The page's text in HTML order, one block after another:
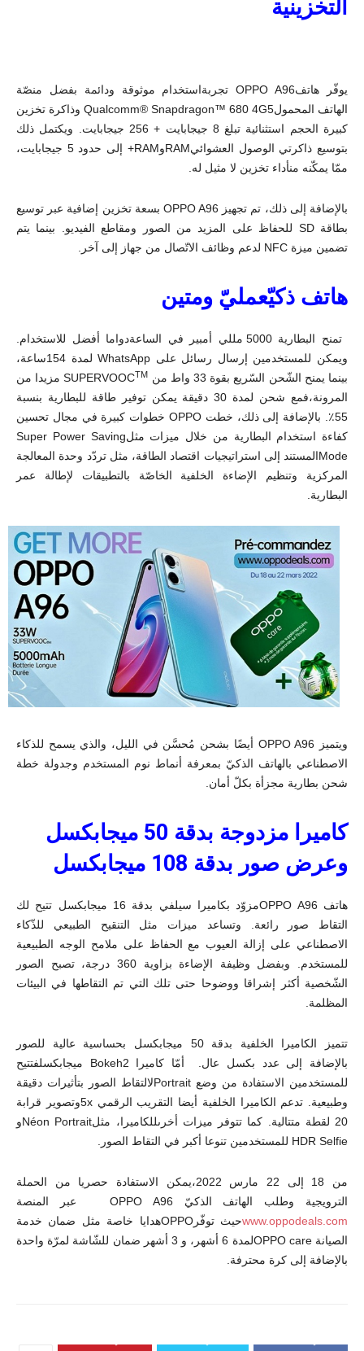
التخزينية
يوفّر هاتفOPPO A96 تجربةاستخدام موثوقة ودائمة بفضل منصّة
الهاتف المحمولQualcomm® Snapdragon™ 680 4G5 وذاكرة تخزين
كبيرة الحجم استثنائية تبلغ 8 جيجابايت + 256 جيجابايت. ويكتمل ذلك
بتوسيع ذاكرتي الوصول العشوائيRAMوRAM+ إلى حدود 5 جيجابايت،
ممّا يمكّنه منأداء تخزين لا مثيل له.
بالإضافة إلى ذلك، تم تجهيز OPPO A96 بسعة تخزين إضافية عبر توسيع
بطاقة SD للحفاظ على المزيد من الصور ومقاطع الفيديو. بينما يتم
تضمين ميزة NFC لدعم وظائف الاتّصال من جهاز إلى آخر.
هاتف ذكيّعمليّ ومتين
تمنح البطارية 5000 مللي أمبير في الساعةدواما أفضل للاستخدام.
ويمكن للمستخدمين إرسال رسائل على WhatsApp لمدة 154ساعة،
بينما يمنح الشّحن السّريع بقوة 33 واط من SUPERVOOC
TM
مزيدا من
المرونة،فمع شحن لمدة 30 دقيقة يمكن توفير طاقة للبطارية بنسبة
55٪. بالإضافة إلى ذلك، خطت OPPO خطوات كبيرة في مجال تحسين
كفاءة استخدام البطارية من خلال ميزات مثلSuper Power Saving
Modeالمستند إلى استراتيجيات اقتصاد الطاقة، مثل تردّد وحدة المعالجة
المركزية وتنظيم الإضاءة الخلفية الخاصّة بالتطبيقات لإطالة عمر
البطارية.
ويتميز OPPO A96 أيضًا بشحن مُحسَّن في الليل، والذي يسمح للذكاء
الاصطناعي بالهاتف الذكيّ بمعرفة أنماط نوم المستخدم وجدولة خطة
شحن بطارية مجزأة بكلّ أمان.
كاميرا مزدوجة بدقة 50 ميجابكسل
وعرض صور بدقة 108 ميجابكسل
هاتف OPPO A96مزوّد بكاميرا سيلفي بدقة 16 ميجابكسل تتيح لك
التقاط صور رائعة. وتساعد ميزات مثل التنقيح الطبيعي للذّكاء
الاصطناعي على إزالة العيوب مع الحفاظ على ملامح الوجه الطبيعية
للمستخدم. وبفضل وظيفة الإضاءة بزاوية 360 درجة، تصبح الصور
الشّخصية أكثر إشراقا ووضوحا حتى تلك التي تم التقاطها في البيئات
المظلمة.
تتميز الكاميرا الخلفية بدقة 50 ميجابكسل بحساسية عالية للصور
بالإضافة إلى عدد بكسل عال. أمّا كاميرا Bokeh2 ميجابكسلفتتيح
للمستخدمين الاستفادة من وضع Portraitلالتقاط الصور بتأثيرات دقيقة
وطبيعية. تدعم الكاميرا الخلفية أيضا التقريب الرقمي 5xوتصوير قرابة
20 لقطة متتالية. كما تتوفر ميزات أخرىللكاميرا، مثلNéon Portraitو
HDR Selfie للمستخدمين تنوعا أكبر في التقاط الصور.
من 18 إلى 22 مارس 2022،يمكن الاستفادة حصريا من الحملة
الترويجية وطلب الهاتف الذكيّ OPPO A96 عبر المنصة
www.oppodeals.com
حيث توفّرOPPOهدايا خاصة مثل ضمان خدمة
الصيانة OPPO careلمدة 6 أشهر، و 3 أشهر ضمان للشّاشة لمرّة واحدة
بالإضافة إلى كرة محترفة.